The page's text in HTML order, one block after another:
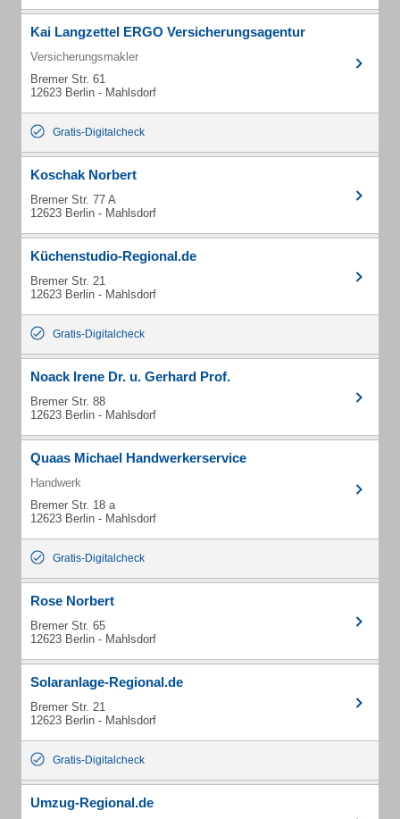
Kai Langzettel ERGO Versicherungsagentur
Versicherungsmakler
Bremer Str. 61
12623 Berlin - Mahlsdorf
Gratis-Digitalcheck
Koschak Norbert
Bremer Str. 77 A
12623 Berlin - Mahlsdorf
Küchenstudio-Regional.de
Bremer Str. 21
12623 Berlin - Mahlsdorf
Gratis-Digitalcheck
Noack Irene Dr. u. Gerhard Prof.
Bremer Str. 88
12623 Berlin - Mahlsdorf
Quaas Michael Handwerkerservice
Handwerk
Bremer Str. 18 a
12623 Berlin - Mahlsdorf
Gratis-Digitalcheck
Rose Norbert
Bremer Str. 65
12623 Berlin - Mahlsdorf
Solaranlage-Regional.de
Bremer Str. 21
12623 Berlin - Mahlsdorf
Gratis-Digitalcheck
Umzug-Regional.de